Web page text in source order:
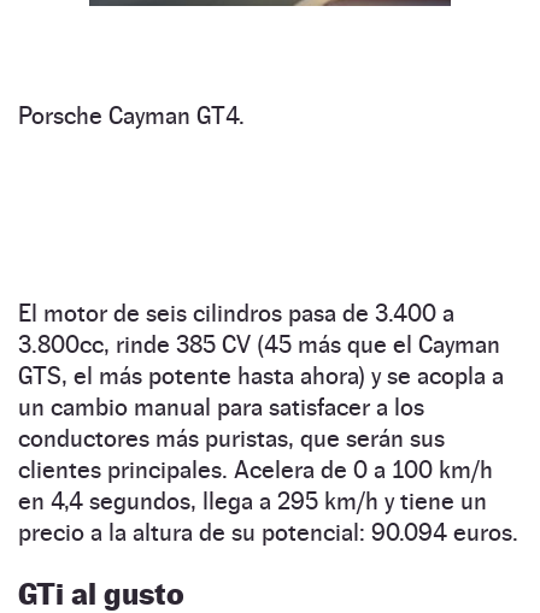
Porsche Cayman GT4.
El motor de seis cilindros pasa de 3.400 a
3.800cc, rinde 385 CV (45 más que el Cayman
GTS, el más potente hasta ahora) y se acopla a
un cambio manual para satisfacer a los
conductores más puristas, que serán sus
clientes principales. Acelera de 0 a 100 km/h
en 4,4 segundos, llega a 295 km/h y tiene un
precio a la altura de su potencial: 90.094 euros.
GTi al gusto